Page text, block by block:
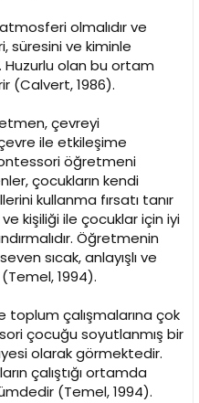
olmalıdır ve
süresini ve kiminle
Huzurlu olan bu ortam
(Calvert, 1986).
çevreyi
ile etkileşime
öğretmeni
çocukların kendi
kullanma fırsatı tanır
kişiliği ile çocuklar için iyi
Öğretmenin
sıcak, anlayışlı ve
1994).
çalışmalarına çok
çocuğu soyutlanmış bir
olarak görmektedir.
çalıştığı ortamda
(Temel, 1994).